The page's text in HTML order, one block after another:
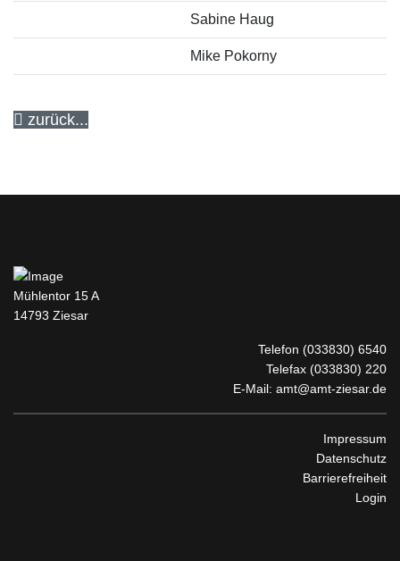
Sabine Haug
Mike Pokorny
zurück...
Mühlentor 15 A
14793 Ziesar
Telefon (033830) 6540
Telefax (033830) 220
E-Mail: amt@amt-ziesar.de
Impressum
Datenschutz
Barrierefreiheit
Login